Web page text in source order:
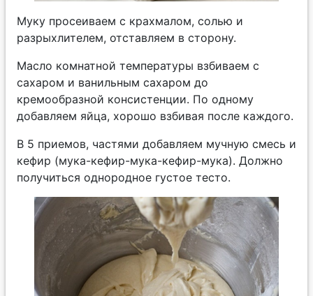
Муку просеиваем с крахмалом, солью и
разрыхлителем, отставляем в сторону.
Масло комнатной температуры взбиваем с
сахаром и ванильным сахаром до
кремообразной консистенции. По одному
добавляем яйца, хорошо взбивая после каждого.
В 5 приемов, частями добавляем мучную смесь и
кефир (мука-кефир-мука-кефир-мука). Должно
получиться однородное густое тесто.